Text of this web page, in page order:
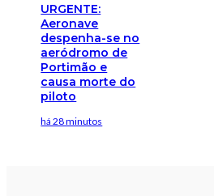
URGENTE:
Aeronave
despenha-se no
aeródromo de
Portimão e
causa morte do
piloto
há 28 minutos